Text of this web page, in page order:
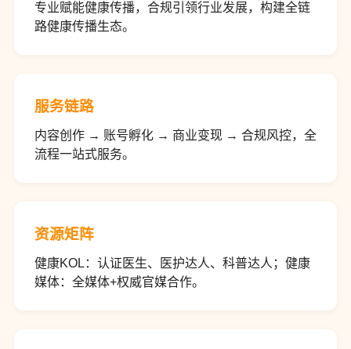
专业赋能健康传播，合规引领行业发展，构建全链
路健康传播生态。
服务链路
内容创作 → 账号孵化 → 商业变现 → 合规风控，全
流程一站式服务。
资源矩阵
健康KOL：认证医生、医护达人、科普达人；健康
媒体：全媒体+权威官媒合作。